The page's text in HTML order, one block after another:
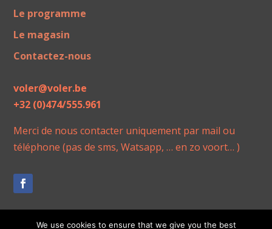
Le programme
Le magasin
Contactez-nous
voler@voler.be
+32 (0)474/555.961
Merci de nous contacter uniquement par mail ou
téléphone (pas de sms, Watsapp, … en zo voort… )
We use cookies to ensure that we give you the best